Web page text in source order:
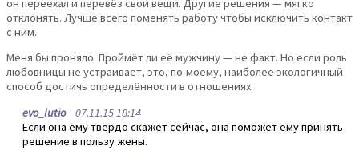
он переехал и перевёз свои вещи. Другие решения — мягко
отклонять. Лучше всего поменять работу чтобы исключить контакт
с ним.
Меня бы проняло. Проймёт ли её мужчину — не факт. Но если роль
любовницы не устраивает, это, по-моему, наиболее экологичный
способ достичь определённости в отношениях.
evo_lutio07.11.15 18:14
Если она ему твердо скажет сейчас, она поможет ему принять
решение в пользу жены.